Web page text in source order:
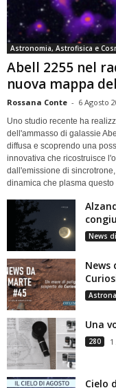
Astronomia, Astrofisica e
Abell 2255 nel
nuova mappa
Rossana Conte - 6 Agosto
Uno studio recente ha
dell'ammasso di galassie
diffusa e scoprendo una
innovativa che ricostruisce
dall'emissione di
dinamica che plasma
News
News
Una
280
Cielo